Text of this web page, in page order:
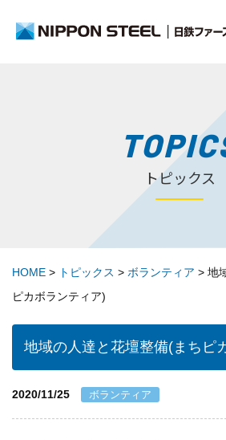
日鉄ファーストテックに
リクルート
トピックス
お問い合わせ
トピックス
HOME > トピックス > ボランティア > 地
ピカボランティア)
地域の人達と花壇整備(まちピ
2020/11/25 ボランティア